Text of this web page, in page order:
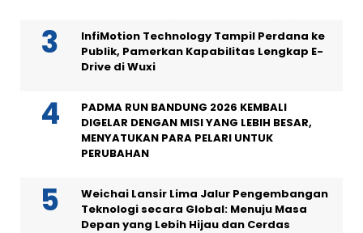
InfiMotion Technology Tampil Perdana ke
Publik, Pamerkan Kapabilitas Lengkap E-
Drive di Wuxi
PADMA RUN BANDUNG 2026 KEMBALI
DIGELAR DENGAN MISI YANG LEBIH BESAR,
MENYATUKAN PARA PELARI UNTUK
PERUBAHAN
Weichai Lansir Lima Jalur Pengembangan
Teknologi secara Global: Menuju Masa
Depan yang Lebih Hijau dan Cerdas